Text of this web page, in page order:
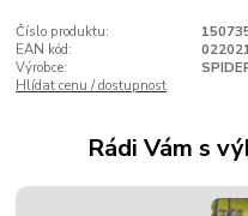
Číslo produktu:
EAN kód:
Výrobce:
Hlídat cenu / dostupnost
Rádi Vám s